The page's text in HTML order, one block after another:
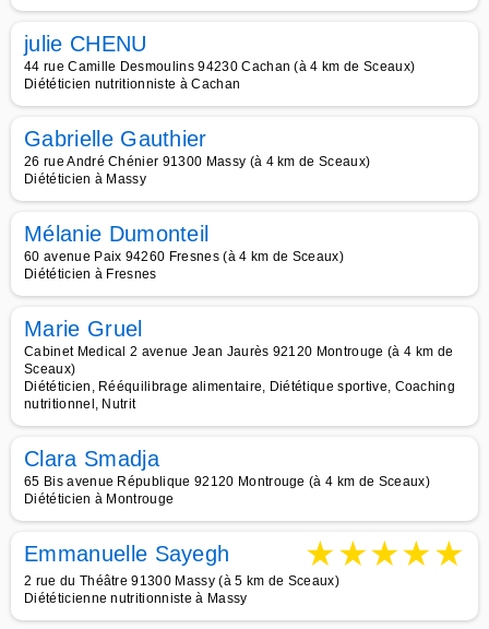
julie CHENU
44 rue Camille Desmoulins 94230 Cachan (à 4 km de Sceaux)
Diététicien nutritionniste à Cachan
Gabrielle Gauthier
26 rue André Chénier 91300 Massy (à 4 km de Sceaux)
Diététicien à Massy
Mélanie Dumonteil
60 avenue Paix 94260 Fresnes (à 4 km de Sceaux)
Diététicien à Fresnes
Marie Gruel
Cabinet Medical 2 avenue Jean Jaurès 92120 Montrouge (à 4 km de
Sceaux)
Diététicien, Rééquilibrage alimentaire, Diététique sportive, Coaching
nutritionnel, Nutrit
Clara Smadja
65 Bis avenue République 92120 Montrouge (à 4 km de Sceaux)
Diététicien à Montrouge
Emmanuelle Sayegh ★★★★★
2 rue du Théâtre 91300 Massy (à 5 km de Sceaux)
Diététicienne nutritionniste à Massy